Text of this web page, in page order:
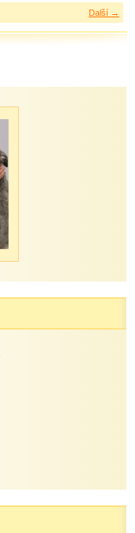
Další →